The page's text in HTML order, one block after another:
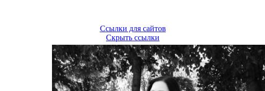
Ссылки для сайтов
Скрыть ссылки